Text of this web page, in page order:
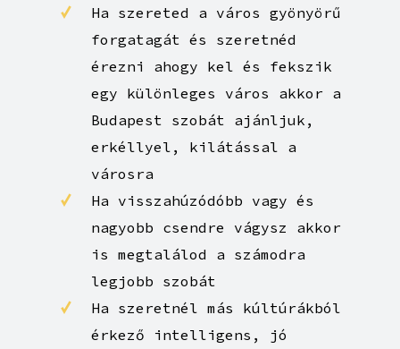
Budapest leg-
tradicionálisabb kerületének
kiemelt Palota-negyedében
élvezheted amíg a városban
tanulsz
Ha szereted a város gyönyörű
forgatagát és szeretnéd
érezni ahogy kel és fekszik
egy különleges város akkor a
Budapest szobát ajánljuk,
erkéllyel, kilátással a
városra
Ha visszahúzódóbb vagy és